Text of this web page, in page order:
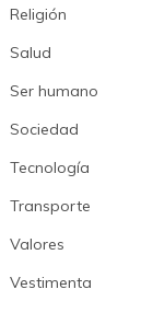
Religión
Salud
Ser humano
Sociedad
Tecnología
Transporte
Valores
Vestimenta